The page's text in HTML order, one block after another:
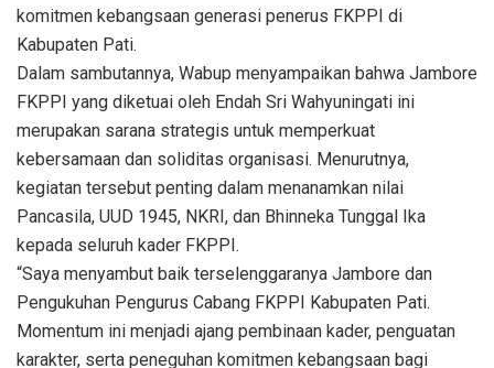
komitmen kebangsaan generasi penerus FKPPI di
Kabupaten Pati.
Dalam sambutannya, Wabup menyampaikan bahwa Jambore
FKPPI yang diketuai oleh Endah Sri Wahyuningati ini
merupakan sarana strategis untuk memperkuat
kebersamaan dan soliditas organisasi. Menurutnya,
kegiatan tersebut penting dalam menanamkan nilai
Pancasila, UUD 1945, NKRI, dan Bhinneka Tunggal Ika
kepada seluruh kader FKPPI.
“Saya menyambut baik terselenggaranya Jambore dan
Pengukuhan Pengurus Cabang FKPPI Kabupaten Pati.
Momentum ini menjadi ajang pembinaan kader, penguatan
karakter, serta peneguhan komitmen kebangsaan bagi